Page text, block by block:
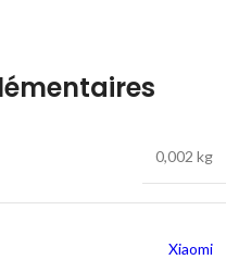
0,002 kg
Xiaomi